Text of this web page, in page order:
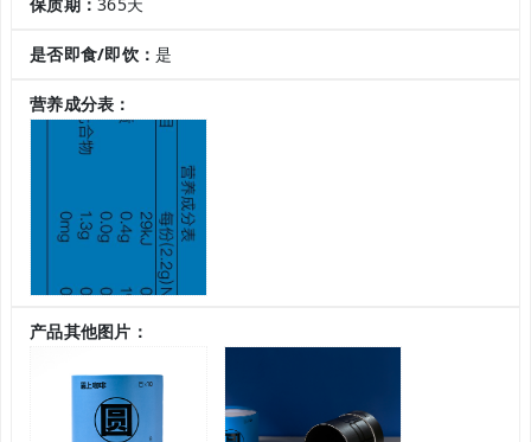
是否即食/即饮：是
营养成分表：
产品其他图片：